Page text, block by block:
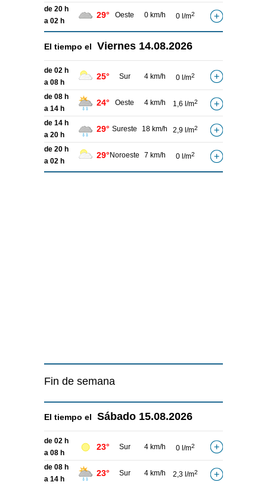
de 20 h
a 02 h
29° Oeste 0 km/h 0 l/m2
El tiempo el Viernes 14.08.2026
de 02 h
a 08 h
25° Sur 4 km/h 0 l/m2
de 08 h
a 14 h
24° Oeste 4 km/h 1,6 l/m2
de 14 h
a 20 h
29° Sureste 18 km/h 2,9 l/m2
de 20 h
a 02 h
29° Noroeste 7 km/h 0 l/m2
Fin de semana
El tiempo el Sábado 15.08.2026
de 02 h
a 08 h
23° Sur 4 km/h 0 l/m2
de 08 h
a 14 h
23° Sur 4 km/h 2,3 l/m2